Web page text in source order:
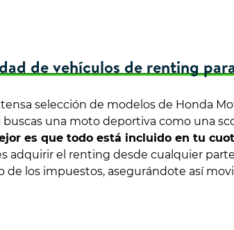
de vehículos de renting
selección de modelos de Honda
buscas una moto deportiva como una
es que todo está incluido en tu
adquirir el renting desde cualquier
de los impuestos, asegurándote así